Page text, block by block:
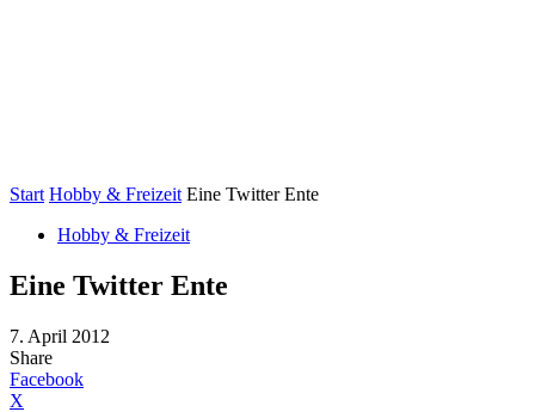
Start Hobby & Freizeit Eine Twitter Ente
Hobby & Freizeit
Eine Twitter Ente
7. April 2012
Share
Facebook
X